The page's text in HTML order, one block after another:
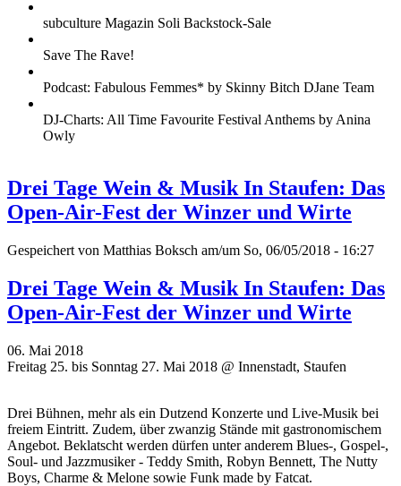
subculture Magazin Soli Backstock-Sale
Save The Rave!
Podcast: Fabulous Femmes* by Skinny Bitch DJane Team
DJ-Charts: All Time Favourite Festival Anthems by Anina
Owly
Drei Tage Wein & Musik In Staufen: Das
Open-Air-Fest der Winzer und Wirte
Gespeichert von Matthias Boksch am/um So, 06/05/2018 - 16:27
Drei Tage Wein & Musik In Staufen: Das
Open-Air-Fest der Winzer und Wirte
06. Mai 2018
Freitag 25. bis Sonntag 27. Mai 2018 @ Innenstadt, Staufen
Drei Bühnen, mehr als ein Dutzend Konzerte und Live-Musik bei
freiem Eintritt. Zudem, über zwanzig Stände mit gastronomischem
Angebot. Beklatscht werden dürfen unter anderem Blues-, Gospel-,
Soul- und Jazzmusiker - Teddy Smith, Robyn Bennett, The Nutty
Boys, Charme & Melone sowie Funk made by Fatcat.